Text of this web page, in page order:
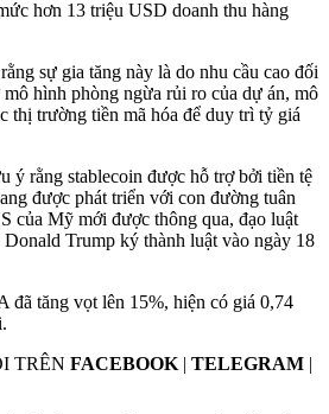
hơn 13 triệu USD doanh thu hàng
sự gia tăng này là do nhu cầu cao đối
hình phòng ngừa rủi ro của dự án, mô
thị trường tiền mã hóa để duy trì tỷ giá
ý rằng stablecoin được hỗ trợ bởi tiền tệ
được phát triển với con đường tuân
của Mỹ mới được thông qua, đạo luật
Trump ký thành luật vào ngày 18
đã tăng vọt lên 15%, hiện có giá 0,74
TRÊN FACEBOOK | TELEGRAM |